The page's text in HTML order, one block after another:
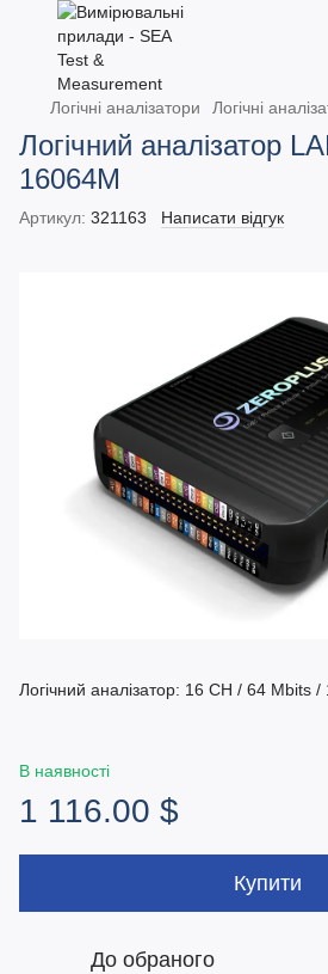
Логічні аналізатори Логічні
Логічний аналізатор
16064M
Артикул: 321163 Написати відгук
Логічний аналізатор: 16 CH / 64 Mbits
В наявності
1 116.00 $
Купити
До обраного